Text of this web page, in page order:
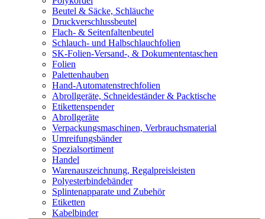
Beutel & Säcke, Schläuche
Druckverschlussbeutel
Flach- & Seitenfaltenbeutel
Schlauch- und Halbschlauchfolien
SK-Folien-Versand-, & Dokumententaschen
Folien
Palettenhauben
Hand-Automatenstrechfolien
Abrollgeräte, Schneideständer & Packtische
Etikettenspender
Abrollgeräte
Verpackungsmaschinen, Verbrauchsmaterial
Umreifungsbänder
Spezialsortiment
Handel
Warenauszeichnung, Regalpreisleisten
Polyesterbindebänder
Splintenapparate und Zubehör
Etiketten
Kabelbinder